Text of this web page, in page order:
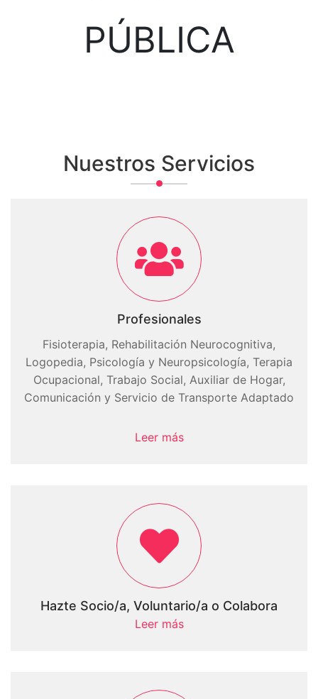
PÚBLICA
Nuestros Servicios
Profesionales
Fisioterapia, Rehabilitación Neurocognitiva,
Logopedia, Psicología y Neuropsicología, Terapia
Ocupacional, Trabajo Social, Auxiliar de Hogar,
Comunicación y Servicio de Transporte Adaptado
Leer más
Hazte Socio/a, Voluntario/a o Colabora
Leer más